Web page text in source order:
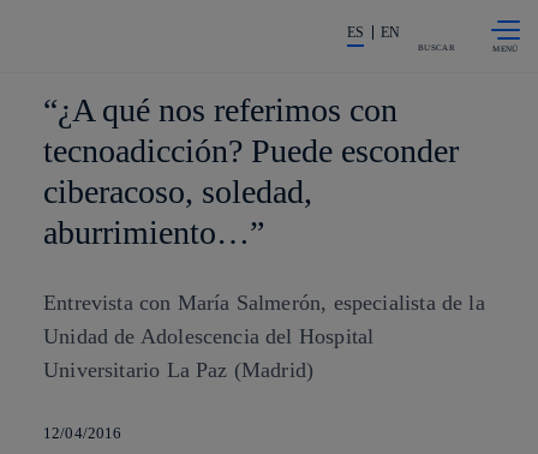
La acción en accionistas e
ES EN
BUSCAR
“¿A qué nos referimos con
tecnoadicción? Puede esconder
ciberacoso, soledad,
aburrimiento…”
Entrevista con María Salmerón, especialista de la
Unidad de Adolescencia del Hospital
Universitario La Paz (Madrid)
12/04/2016